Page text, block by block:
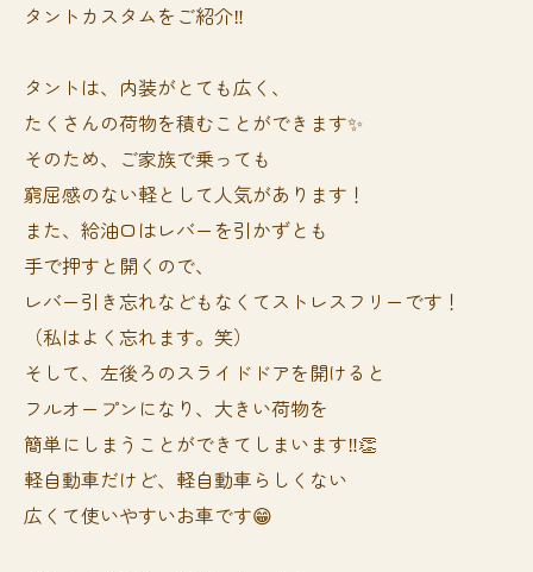
タントカスタムをご紹介‼️
タントは、内装がとても広く、
たくさんの荷物を積むことができます✨
そのため、ご家族で乗っても
窮屈感のない軽として人気があります！
また、給油口はレバーを引かずとも
手で押すと開くので、
レバー引き忘れなどもなくてストレスフリーです！
（私はよく忘れます。笑）
そして、左後ろのスライドドアを開けると
フルオープンになり、大きい荷物を
簡単にしまうことができてしまいます‼️👏
軽自動車だけど、軽自動車らしくない
広くて使いやすいお車です😁